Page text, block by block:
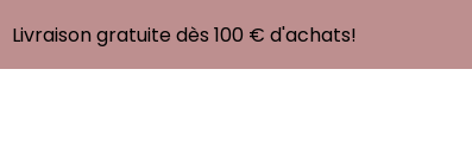
Livraison gratuite dès 100 € d'achats!